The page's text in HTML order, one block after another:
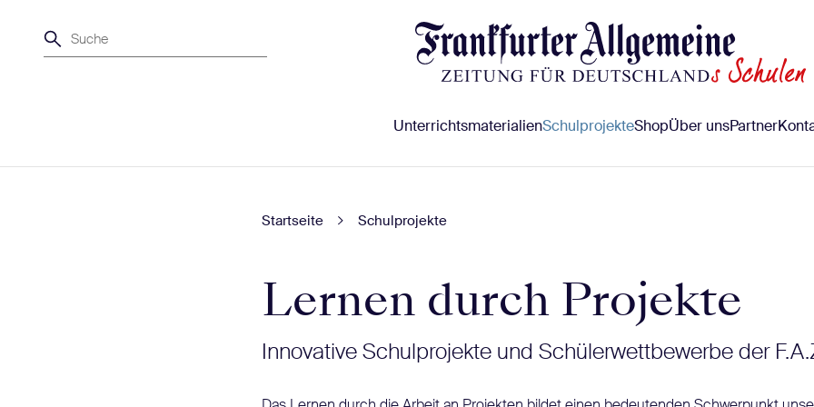
Suche
UnterrichtsmaterialienSchulprojekteShopÜber unsPartner
Startseite Schulprojekte
Lernen durch Projekte
Innovative Schulprojekte und Schülerwettbewerbe der